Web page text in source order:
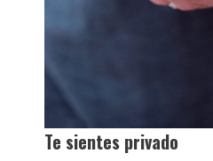
Te sientes privado